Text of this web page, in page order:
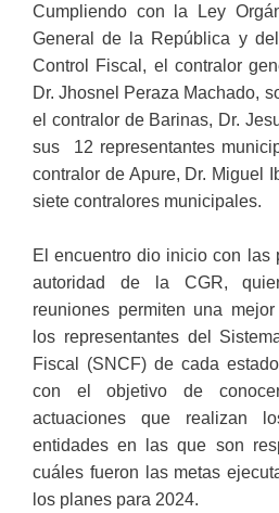
Cumpliendo con la Ley
General de la República y
Control Fiscal, el contralor
Dr. Jhosnel Peraza Machado,
el contralor de Barinas, Dr.
sus 12 representantes
contralor de Apure, Dr. Miguel
siete contralores municipales.
El encuentro dio inicio con las
autoridad de la CGR,
reuniones permiten una
los representantes del
Fiscal (SNCF) de cada
con el objetivo de
actuaciones que realizan
entidades en las que son
cuáles fueron las metas
los planes para 2024.